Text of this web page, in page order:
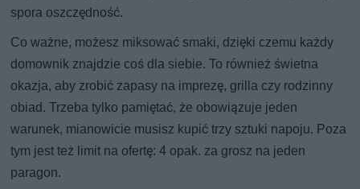
spora oszczędność.
Co ważne, możesz miksować smaki, dzięki czemu każdy
domownik znajdzie coś dla siebie. To również świetna
okazja, aby zrobić zapasy na imprezę, grilla czy rodzinny
obiad. Trzeba tylko pamiętać, że obowiązuje jeden
warunek, mianowicie musisz kupić trzy sztuki napoju. Poza
tym jest też limit na ofertę: 4 opak. za grosz na jeden
paragon.